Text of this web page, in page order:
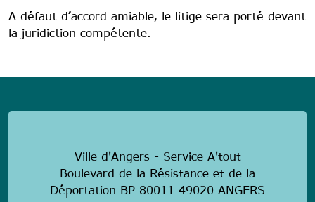
A défaut d’accord amiable, le litige sera porté devant
la juridiction compétente.
Ville d'Angers - Service A'tout
Boulevard de la Résistance et de la
Déportation BP 80011 49020 ANGERS